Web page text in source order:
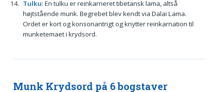
Tulku: En tulku er reinkarneret tibetansk lama, altså
højtstående munk. Begrebet blev kendt via Dalai Lama.
Ordet er kort og konsonantrigt og knytter reinkarnation til
munketemaet i krydsord.
Munk Krydsord på 6 bogstaver